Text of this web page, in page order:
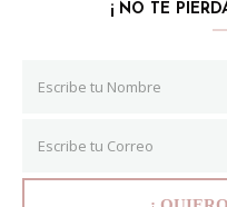
¡ NO TE